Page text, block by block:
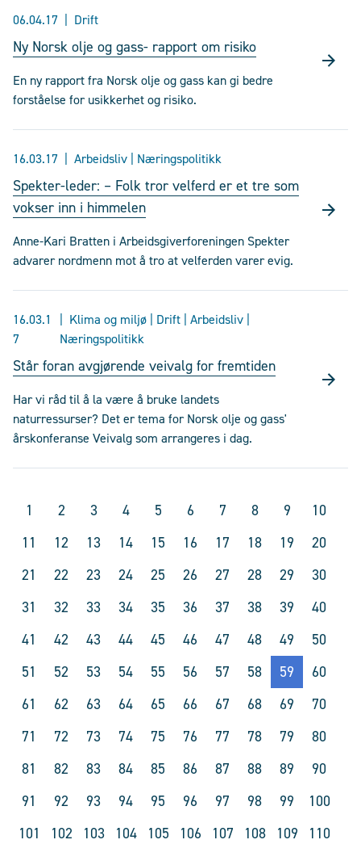
06.04.17 Drift
Ny Norsk olje og gass- rapport om risiko
En ny rapport fra Norsk olje og gass kan gi bedre
forståelse for usikkerhet og risiko.
16.03.17 Arbeidsliv | Næringspolitikk
Spekter-leder: – Folk tror velferd er et tre som
vokser inn i himmelen
Anne-Kari Bratten i Arbeidsgiverforeningen Spekter
advarer nordmenn mot å tro at velferden varer evig.
16.03.1
7
Klima og miljø | Drift | Arbeidsliv |
Næringspolitikk
Står foran avgjørende veivalg for fremtiden
Har vi råd til å la være å bruke landets
naturressurser? Det er tema for Norsk olje og gass'
årskonferanse Veivalg som arrangeres i dag.
1 2 3 4 5 6 7 8 9
10
11
12 13 14 15 16 17 18 19
20
21
22 23 24 25 26 27 28 29
30
31
32 33 34 35 36 37 38 39
40
41
42 43 44 45 46 47 48 49
50
51
52 53 54 55 56 57 58 59
60
61
62 63 64 65 66 67 68 69
70
71
72 73 74 75 76 77 78 79
80
81
82 83 84 85 86 87 88 89
90
91
92 93 94 95 96 97 98 99
100
101
102 103 104 105 106 107 108 109
110